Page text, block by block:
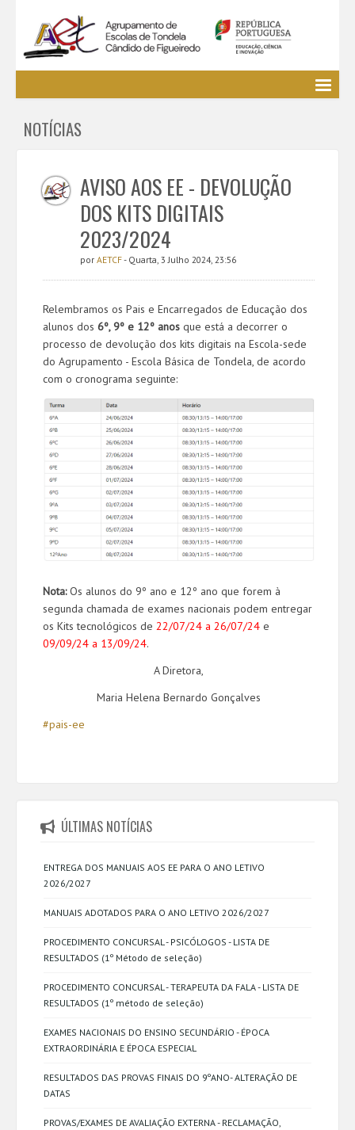
EE / Alunos
Cursos Profissionais
Bibliotecas
Media AETCF
Legislação
NOTÍCIAS
AVISO AOS EE - DEVOLUÇÃO
DOS KITS DIGITAIS
2023/2024
por AETCF- Quarta, 3 Julho 2024, 23:56
Relembramos os Pais e Encarregados de Educação dos
alunos dos 6º, 9º e 12º anos que está a decorrer o
processo de devolução dos kits digitais na Escola-sede
do Agrupamento - Escola Básica de Tondela, de acordo
com o cronograma seguinte:
Nota:Os alunos do 9º ano e 12º ano que forem à
segunda chamada de exames nacionais podem entregar
os Kits tecnológicos de 22/07/24 a 26/07/24 e
09/09/24 a 13/09/24.
A Diretora,
Maria Helena Bernardo Gonçalves
#pais-ee
ÚLTIMAS NOTÍCIAS
ENTREGA DOS MANUAIS AOS EE PARA O ANO LETIVO
2026/2027
MANUAIS ADOTADOS PARA O ANO LETIVO 2026/2027
PROCEDIMENTO CONCURSAL - PSICÓLOGOS - LISTA DE
RESULTADOS (1º Método de seleção)
PROCEDIMENTO CONCURSAL - TERAPEUTA DA FALA - LISTA DE
RESULTADOS (1º método de seleção)
EXAMES NACIONAIS DO ENSINO SECUNDÁRIO - ÉPOCA
EXTRAORDINÁRIA E ÉPOCA ESPECIAL
RESULTADOS DAS PROVAS FINAIS DO 9ºANO- ALTERAÇÃO DE
DATAS
PROVAS/EXAMES DE AVALIAÇÃO EXTERNA - RECLAMAÇÃO,